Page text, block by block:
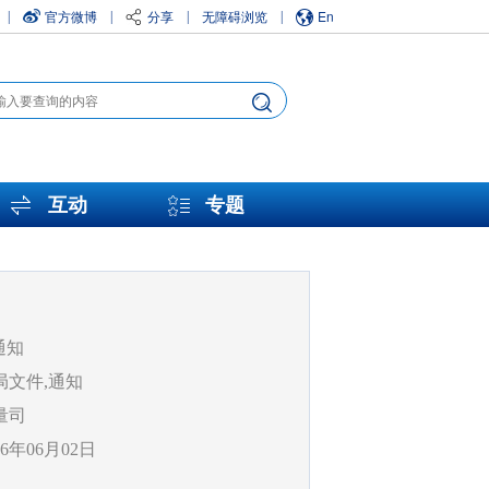
官方微博 分享 无障碍浏览 En
互动 专题
知
文件,通知
司
年06月02日